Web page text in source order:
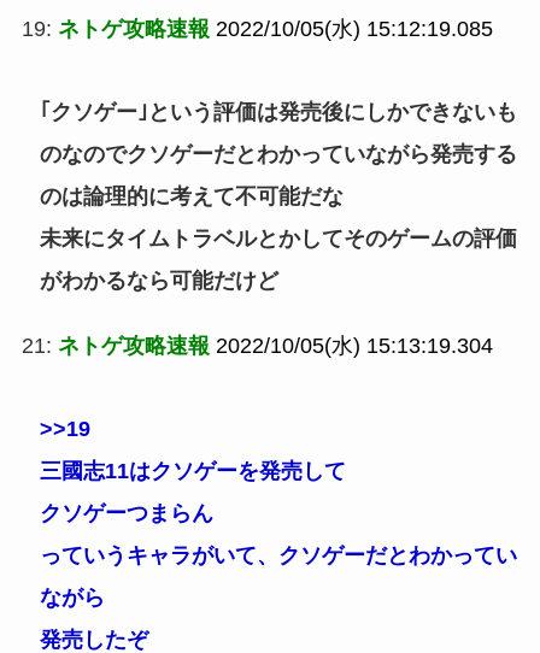
19: ネトゲ攻略速報 2022/10/05(水) 15:12:19.085
｢クソゲー｣という評価は発売後にしかできないも
のなのでクソゲーだとわかっていながら発売する
のは論理的に考えて不可能だな
未来にタイムトラベルとかしてそのゲームの評価
がわかるなら可能だけど
21: ネトゲ攻略速報 2022/10/05(水) 15:13:19.304
>>19
三國志11はクソゲーを発売して
クソゲーつまらん
っていうキャラがいて、クソゲーだとわかってい
ながら
発売したぞ